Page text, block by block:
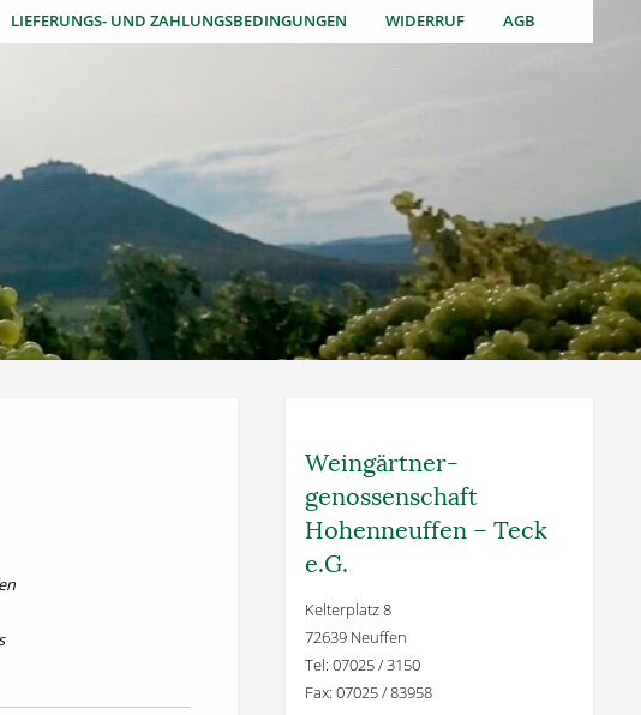
LIEFERUNGS- UND ZAHLUNGSBEDINGUNGEN WIDERRUF AGB
Weingärtner­
genossenschaft
Hohenneuffen – Teck
e.G.
Kelterplatz 8
72639 Neuffen
Tel: 07025 / 3150
Fax: 07025 / 83958